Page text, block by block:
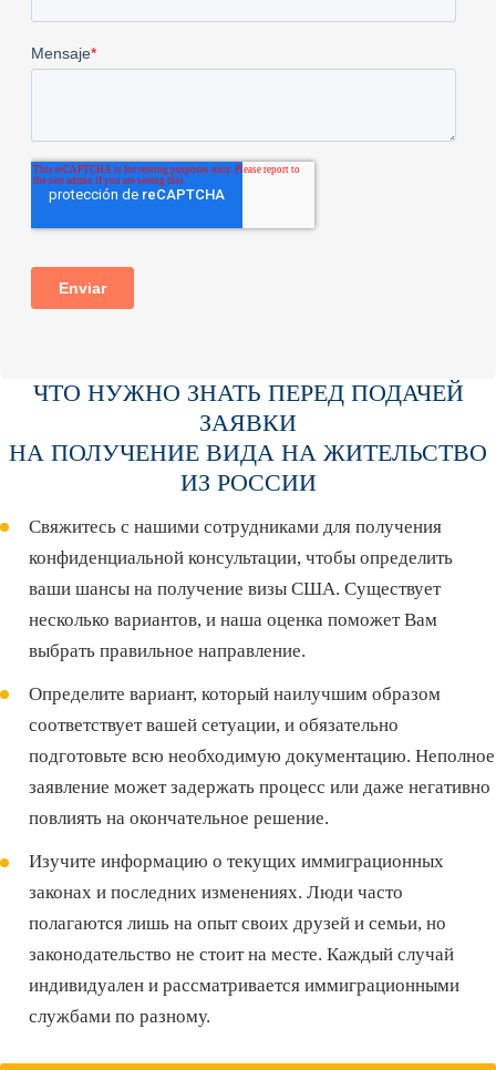
ЧТО НУЖНО ЗНАТЬ ПЕРЕД ПОДАЧЕЙ
ЗАЯВКИ
НА ПОЛУЧЕНИЕ ВИДА НА ЖИТЕЛЬСТВО
ИЗ РОССИИ
Свяжитесь с нашими сотрудниками для получения
конфиденциальной консультации, чтобы определить
ваши шансы на получение визы США. Существует
несколько вариантов, и наша оценка поможет Вам
выбрать правильное направление.
Определите вариант, который наилучшим образом
соответствует вашей сетуации, и обязательно
подготовьте всю необходимую документацию. Неполное
заявление может задержать процесс или даже негативно
повлиять на окончательное решение.
Изучите информацию о текущих иммиграционных
законах и последних изменениях. Люди часто
полагаются лишь на опыт своих друзей и семьи, но
законодательство не стоит на месте. Каждый случай
индивидуален и рассматривается иммиграционными
службами по разному.